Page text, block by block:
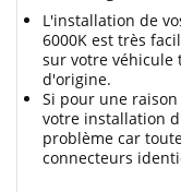
L'installation de
6000K est très
sur votre véhicule
d'origine.
Si pour une
votre installation
problème car
connecteurs